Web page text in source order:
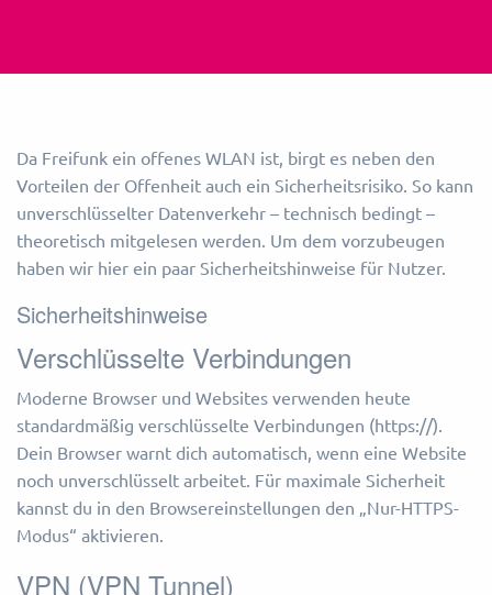
Da Freifunk ein offenes WLAN ist, birgt es neben den
Vorteilen der Offenheit auch ein Sicherheitsrisiko. So kann
unverschlüsselter Datenverkehr – technisch bedingt –
theoretisch mitgelesen werden. Um dem vorzubeugen
haben wir hier ein paar Sicherheitshinweise für Nutzer.
Sicherheitshinweise
Verschlüsselte Verbindungen
Moderne Browser und Websites verwenden heute
standardmäßig verschlüsselte Verbindungen (https://).
Dein Browser warnt dich automatisch, wenn eine Website
noch unverschlüsselt arbeitet. Für maximale Sicherheit
kannst du in den Browsereinstellungen den „Nur-HTTPS-
Modus“ aktivieren.
VPN (VPN Tunnel)